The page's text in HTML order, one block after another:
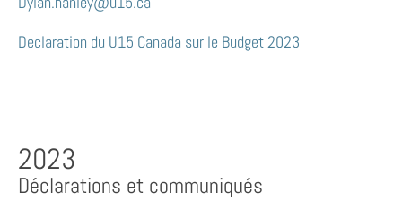
Declaration du U15 Canada sur le Budget 2023
2023
Déclarations et communiqués